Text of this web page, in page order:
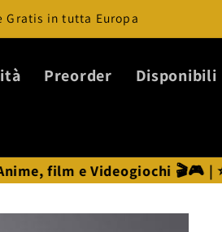
Gratis in tutta Europa
Preorder Disponibili
🎬🎮 | ⭐ Statue